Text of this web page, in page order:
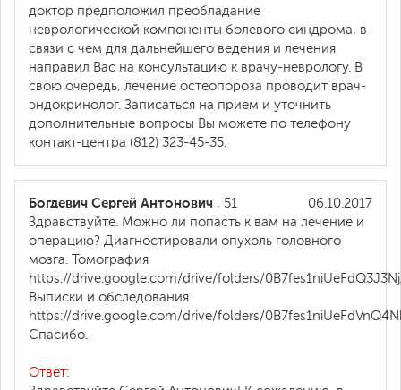
доктор предположил преобладание
неврологической компоненты болевого синдрома, в
связи с чем для дальнейшего ведения и лечения
направил Вас на консультацию к врачу-неврологу. В
свою очередь, лечение остеопороза проводит врач-
эндокринолог. Записаться на прием и уточнить
дополнительные вопросы Вы можете по телефону
контакт-центра (812) 323-45-35.
06.10.2017
Богдевич Сергей Антонович , 51
Здравствуйте. Можно ли попасть к вам на лечение и
операцию? Диагностировали опухоль головного
мозга. Томография
https://drive.google.com/drive/folders/
Выписки и обследования
https://drive.google.com/drive/folders/
Спасибо.
Ответ: